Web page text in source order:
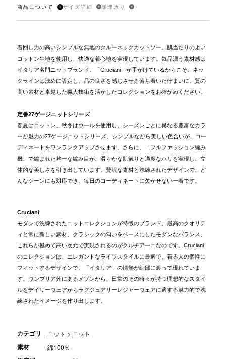
商品について サイズ詳細 修理承り
着回し力の高いシンプルな無地のクルーネックカットソー。肌当たりのよい
コットン生地を使用し、快適な着心地を実現しています。気品漂う素材感は
イタリア名門ニットブランド、「Cruciani」が手がけているからこそ。ネッ
クラインは浅めに設定し、品の良さを感じさせる落ち着いた佇まいに。質の
高い素材と卓越した職人技術を活かしたコレクションをお確かめください。
定番27ゲージニットシリーズ
春夏はコットン、秋冬はウールを使用し、シーズンごとに異なる豊富なカラ
ーが魅力の27ゲージニットシリーズ。シンプルながら美しい色合いが、コー
ディネートをワンランクアップさせます。さらに、「フルファッション編み
機」で編まれた均一な編み目が、滑らかな肌触りと適度なハリを実現し、立
体的な美しさを引き出しています。贅沢な素材と洗練されたデザインで、ど
んなシーンにも対応でき、毎日のコーディネートに欠かせない一着です。
Cruciani
モダンで洗練されたニットコレクションが特徴のブランド。最高のクオリテ
ィと常に新しい素材、クラシックの匂いをベースにしたモダンなバランス、
これらが極めて高い次元で実現されるのがクルチアーニなのです。Cruciani
のコレクションは、エレガントなライフスタイルに最適で、着る人の個性に
フィットするデザインで、「イタリア」の情熱が細部に渡って現れていま
す。ウンブリア州にあるメゾンから、日常のその時々が持つ理想的なスタイ
ルをデイリーウェアからラグジュアリーレジャーウェアに適する魅力的で洗
練されたイメージを作り出します。
カテゴリ ニット > ニット
素材 綿100％